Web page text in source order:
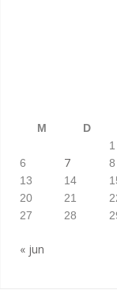
M
D
1
6
7 8
13
14
20
21
27
28
« jun